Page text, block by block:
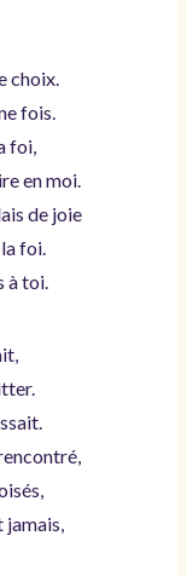
choix.
fois.
foi,
en moi.
de joie
foi.
à toi.
jamais,